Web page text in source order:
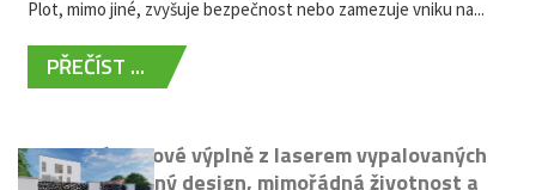
Plot, mimo jiné, zvyšuje bezpečnost nebo zamezuje vniku na...
PŘEČÍST ...
Moderní plotové výplně z laserem vypalovaných
kovů: výjimečný design, mimořádná životnost a